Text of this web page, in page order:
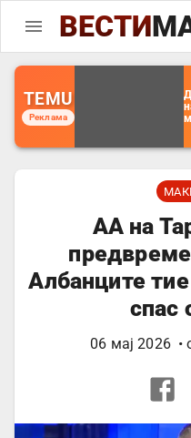
ВЕСТИ
TEMU
Реклама
АА на
Албанците
спас
06 мај 2026 •